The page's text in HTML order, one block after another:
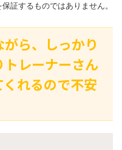
証するものではありません。
ら、しっかり
レーナーさん
れるので不安